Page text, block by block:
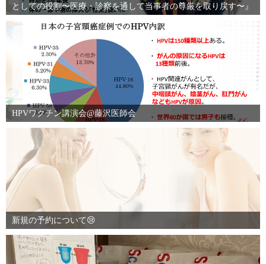
としての役割〜医療・診察を通して当事者の尊厳を取り戻す〜』
HPVワクチン講演会@藤沢医師会
新規の予約について😢